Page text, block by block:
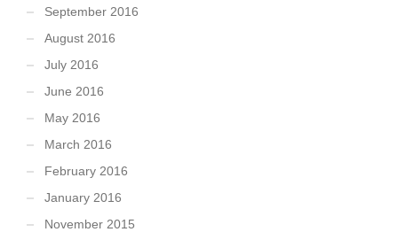
September 2016
August 2016
July 2016
June 2016
May 2016
March 2016
February 2016
January 2016
November 2015